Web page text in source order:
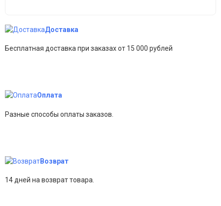
Доставка
Бесплатная доставка при заказах от 15 000 рублей
Оплата
Разные способы оплаты заказов.
Возврат
14 дней на возврат товара.